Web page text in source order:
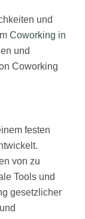
und
Coworking in
und
Coworking
festen
von zu
Tools und
gesetzlicher